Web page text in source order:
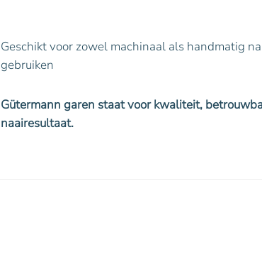
Geschikt voor zowel machinaal als handmatig
gebruiken
Gütermann garen staat voor kwaliteit,
naairesultaat.